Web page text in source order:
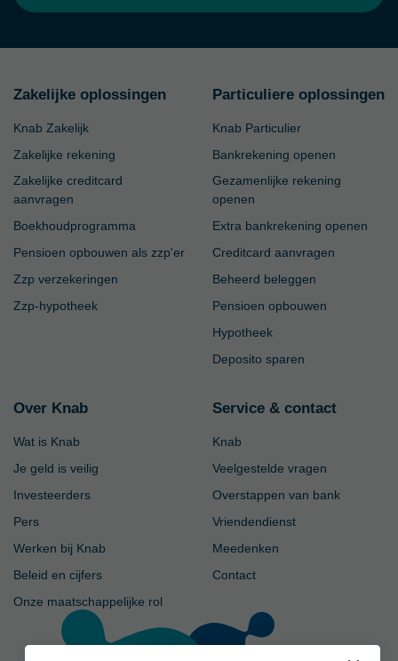
Zakelijke oplossingen
Knab Zakelijk
Zakelijke rekening
Zakelijke creditcard
aanvragen
Boekhoudprogramma
Pensioen opbouwen als zzp'er
Zzp verzekeringen
Zzp-hypotheek
Particuliere oplossingen
Knab Particulier
Bankrekening openen
Gezamenlijke rekening
openen
Extra bankrekening openen
Creditcard aanvragen
Beheerd beleggen
Pensioen opbouwen
Hypotheek
Deposito sparen
Over Knab
Wat is Knab
Je geld is veilig
Investeerders
Pers
Werken bij Knab
Beleid en cijfers
Onze maatschappelijke rol
Service & contact
Knab
Veelgestelde vragen
Overstappen van bank
Vriendendienst
Meedenken
Contact